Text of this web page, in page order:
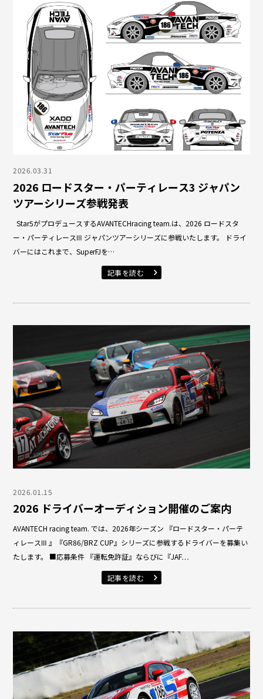
2026.03.31
2026 ロードスター・パーティレース3 ジャパン
ツアーシリーズ参戦発表
Star5がプロデュースするAVANTECHracing team.は、2026 ロードスタ
ー・パーティレースⅢ ジャパンツアーシリーズに参戦いたします。 ドライ
バーにはこれまで、SuperFJを…
記事を読む
2026.01.15
2026 ドライバーオーディション開催のご案内
AVANTECH racing team. では、2026年シーズン 『ロードスター・パーテ
ィレースⅢ 』『GR86/BRZ CUP』シリーズに参戦するドライバーを募集い
たします。 ■応募条件 『運転免許証』ならびに『JAF…
記事を読む